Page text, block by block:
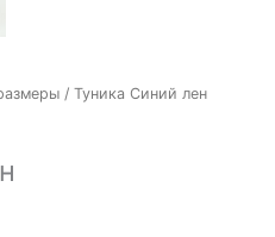
/ Туника Синий лен